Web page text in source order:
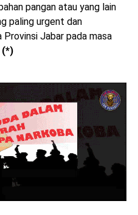
pangan atau yang lain
paling urgent dan
Provinsi Jabar pada masa
(*)